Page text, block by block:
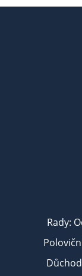
Rady: